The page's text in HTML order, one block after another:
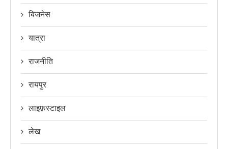
बिजनेस
यात्रा
राजनीति
रायपुर
लाइफ़स्टाइल
लेख